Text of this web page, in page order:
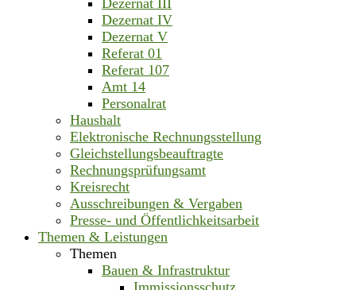
Dezernat IV
Dezernat V
Referat 01
Referat 107
Amt 14
Personalrat
Haushalt
Elektronische Rechnungsstellung
Gleichstellungsbeauftragte
Rechnungsprüfungsamt
Kreisrecht
Ausschreibungen & Vergaben
Presse- und Öffentlichkeitsarbeit
Themen & Leistungen
Themen
Bauen & Infrastruktur
Immissionsschutz